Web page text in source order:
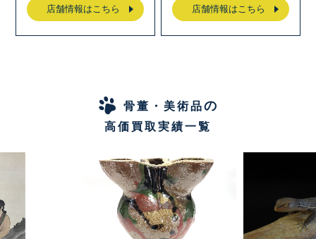
店舗情報はこちら 店舗情報はこちら
骨董・美術品の
高価買取実績一覧